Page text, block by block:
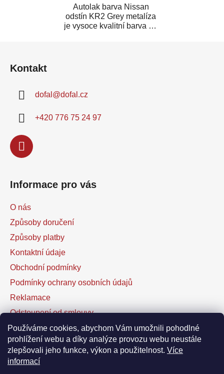
Používáme cookies, abychom Vám umožnili pohodlné
prohlížení webu a díky analýze provozu webu neustále
zlepšovali jeho funkce, výkon a použitelnost. Více
informací
Autolak barva Nissan
odstín KR2 Grey metalíza
je vysoce kvalitní barva na
Kontakt
dofal @dofal.cz
+420 776 75 24 97
Informace pro vás
O nás
Způsoby doručení
Způsoby platby
Kontaktní údaje
Obchodní podmínky
Podmínky ochrany osobních údajů
Reklamace
Odstoupení od smlouvy
Kontaktní formulář
Facebook